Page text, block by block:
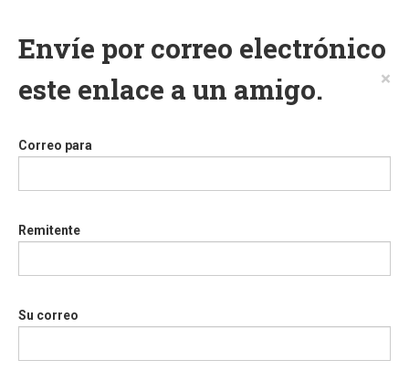
Envíe por correo electrónico
este enlace a un amigo.
×
Correo para
Remitente
Su correo